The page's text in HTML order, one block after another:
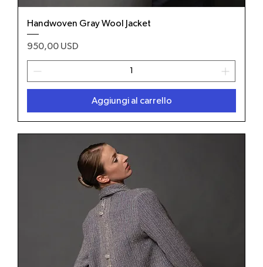
Handwoven Gray Wool Jacket
Prezzo
950,00 USD
Aggiungi al carrello